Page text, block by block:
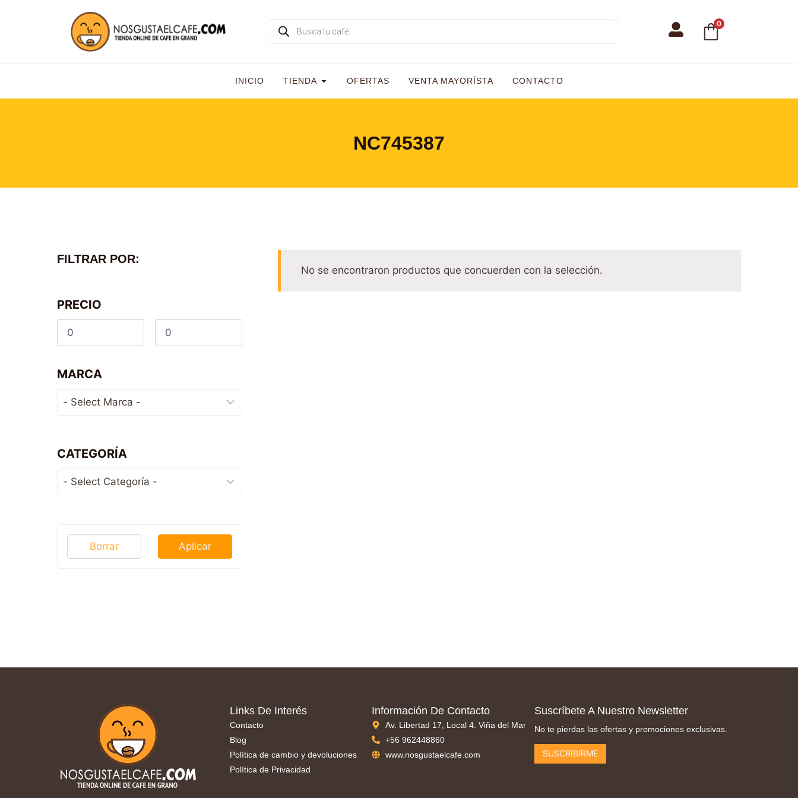
0
INICIO TIENDA OFERTAS VENTA MAYORÍSTA CONTACTO
NC745387
No se encontraron productos que concuerden con la selección.
FILTRAR POR:
PRECIO
MARCA
CATEGORÍA
Aplicar
Borrar
Links De Interés
Contacto
Blog
Política de cambio y devoluciones
Política de Privacidad
Información De Contacto
Av. Libertad 17, Local 4. Viña del Mar
+56 962448860
www.nosgustaelcafe.com
Suscríbete A Nuestro Newsletter
No te pierdas las ofertas y promociones exclusivas.
SUSCRIBIRME